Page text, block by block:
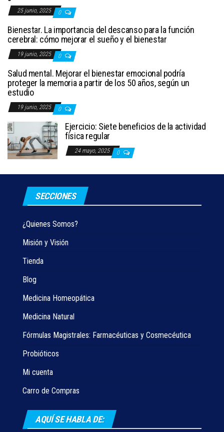
25 junio, 2025 0
Bienestar. La importancia del descanso para la función
cerebral: cómo mejorar el sueño y el bienestar
19 junio, 2025 0
Salud mental. Mejorar el bienestar emocional podría
proteger la memoria a partir de los 50 años, según un
estudio
19 junio, 2025 0
Ejercicio: Siete beneficios de la actividad
física regular
24 mayo, 2025 0
SECCIONES
¿Quienes Somos?
Misión y Visión
Tienda
Blog
Medicina Homeopática
Medicina Natural
Fórmulas Magistrales: Farmacéuticas y Cosmecéutica
Probióticos
Mi cuenta
Carro de Compras
AQUÍ SE HABLA DE: